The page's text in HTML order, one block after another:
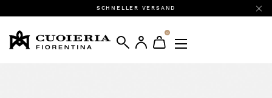
SCHNELLER VERSAND
0